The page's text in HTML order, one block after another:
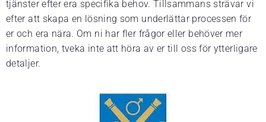
tjänster efter era specifika behov. Tillsammans strävar vi
efter att skapa en lösning som underlättar processen för
er och era nära. Om ni har fler frågor eller behöver mer
information, tveka inte att höra av er till oss för ytterligare
detaljer.